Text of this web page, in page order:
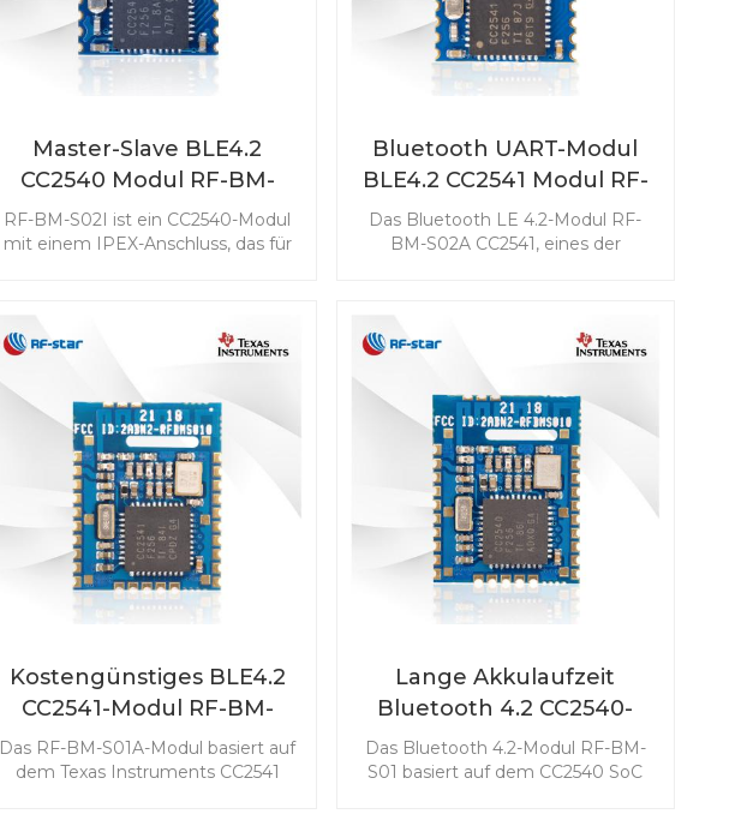
Master-Slave BLE4.2
CC2540 Modul RF-BM-
S02I
RF-BM-S02I ist ein CC2540-Modul
mit einem IPEX-Anschluss, das für
Modul mit seiner geringen Größe
ist möglicherweise das am besten
geeignete BLE-Teil in Ihrem
Design.
Bluetooth UART-Modul
BLE4.2 CC2541 Modul RF-
BM-S02A
Das Bluetooth LE 4.2-Modul RF-
BM-S02A CC2541, eines der
konzipiert. RF-BM-S02A ist mit
seiner geringen Größe und hohen
Leistung die richtige Wahl für Ihr
Design.
Kostengünstiges BLE4.2
CC2541-Modul RF-BM-
S01A
Das RF-BM-S01A-Modul basiert auf
dem Texas Instruments CC2541
Lange Akkulaufzeit
Bluetooth 4.2 CC2540-
Modul RF-BM-S01
Das Bluetooth 4.2-Modul RF-BM-
S01 basiert auf dem CC2540 SoC